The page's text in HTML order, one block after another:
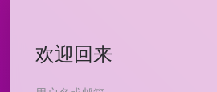
欢迎回来